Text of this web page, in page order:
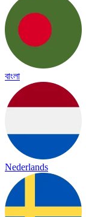
বাংলা
Nederlands